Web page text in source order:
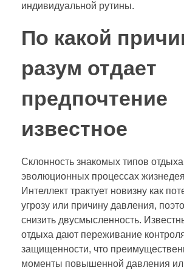
индивидуальной рутины.
По какой
разум отдает
предпочтение
известное
Склонность знакомых типов
эволюционных процессах
Интеллект трактует новизну как
угрозу или причину давления,
снизить двусмысленность.
отдыха дают переживание
защищенности, что
моменты повышенной давления